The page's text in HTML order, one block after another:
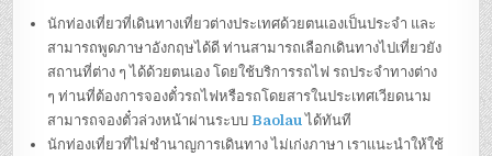
นักท่องเที่ยวที่เดินทางเที่ยวต่างประเทศด้วยตนเองเป็นประจำ และ
สามารถพูดภาษาอังกฤษได้ดี ท่านสามารถเลือกเดินทางไปเที่ยวยัง
สถานที่ต่าง ๆ ได้ด้วยตนเอง โดยใช้บริการรถไฟ รถประจำทางต่าง
ๆ ท่านที่ต้องการจองตั๋วรถไฟหรือรถโดยสารในประเทศเวียดนาม
สามารถจองตั๋วล่วงหน้าผ่านระบบ Baolauได้ทันที
นักท่องเที่ยวที่ไม่ชำนาญการเดินทาง ไม่เก่งภาษา เราแนะนำให้ใช้